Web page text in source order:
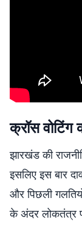
क्रॉस वोटिंग
झारखंड की
इसलिए इस बार
और पिछली
के अंदर लोकतंत्र